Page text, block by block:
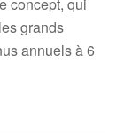
grands
annuels à 6